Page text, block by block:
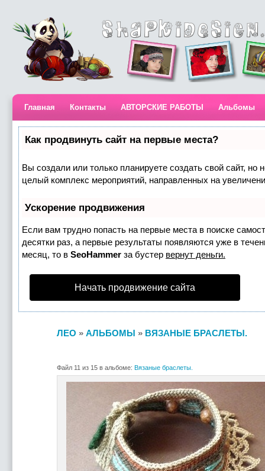
Главная Контакты АВТОРСКИЕ РАБОТЫ Альбомы
Как продвинуть сайт на первые места?
Вы создали или только планируете создать свой сайт, но
целый комплекс мероприятий, направленных на
Ускорение продвижения
Если вам трудно попасть на первые места в поиске
десятки раз, а первые результаты появляются уже в
месяц, то в SeoHammer за бустер вернут деньги.
Начать продвижение сайта
ЛЕО » АЛЬБОМЫ » ВЯЗАНЫЕ БРАСЛЕТЫ.
Файл 11 из 15 в альбоме: Вязаные браслеты.